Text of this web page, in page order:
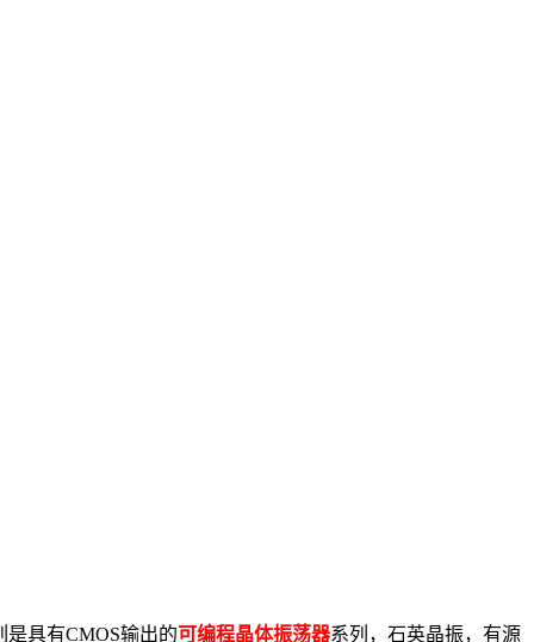
是具有CMOS输出的可编程晶体振荡器系列，石英晶振，有源